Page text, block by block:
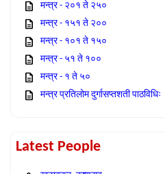
मन्त्र - २०१ ते २५०
मन्त्र - १५१ ते २००
मन्त्र - १०१ ते १५०
मन्त्र - ५१ ते १००
मन्त्र - १ ते ५०
मन्त्र प्रतिलोम दुर्गासप्तशती पाठविधिः
Latest People